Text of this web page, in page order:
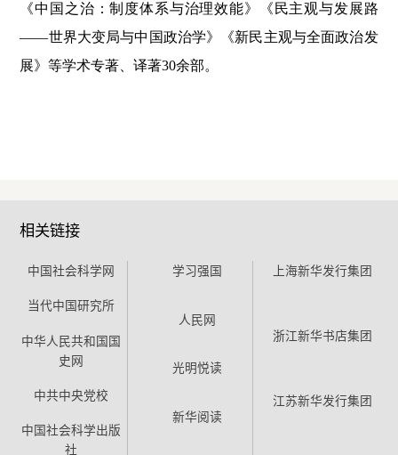
《中国之治：制度体系与治理效能》《民主观与发展路
——世界大变局与中国政治学》《新民主观与全面政治发
展》等学术专著、译著30余部。
相关链接
中国社会科学网
当代中国研究所
中华人民共和国国
史网
中共中央党校
中国社会科学出版
社
学习强国
人民网
光明悦读
新华阅读
上海新华发行集团
浙江新华书店集团
江苏新华发行集团